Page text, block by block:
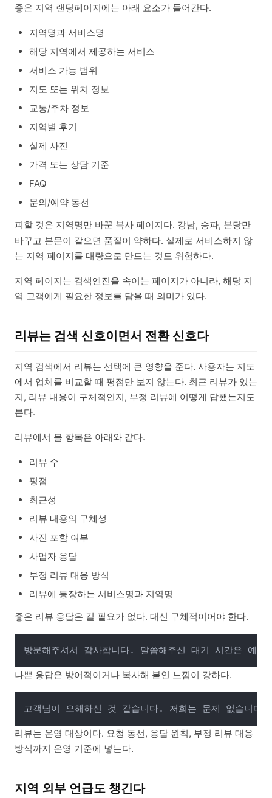
좋은 지역 랜딩페이지에는 아래 요소가 들어간다.
지역명과 서비스명
해당 지역에서 제공하는 서비스
서비스 가능 범위
지도 또는 위치 정보
교통/주차 정보
지역별 후기
실제 사진
가격 또는 상담 기준
FAQ
문의/예약 동선
피할 것은 지역명만 바꾼 복사 페이지다. 강남, 송파, 분당만
바꾸고 본문이 같으면 품질이 약하다. 실제로 서비스하지 않
는 지역 페이지를 대량으로 만드는 것도 위험하다.
지역 페이지는 검색엔진을 속이는 페이지가 아니라, 해당 지
역 고객에게 필요한 정보를 담을 때 의미가 있다.
리뷰는 검색 신호이면서 전환 신호다
지역 검색에서 리뷰는 선택에 큰 영향을 준다. 사용자는 지도
에서 업체를 비교할 때 평점만 보지 않는다. 최근 리뷰가 있는
지, 리뷰 내용이 구체적인지, 부정 리뷰에 어떻게 답했는지도
본다.
리뷰에서 볼 항목은 아래와 같다.
리뷰 수
평점
최근성
리뷰 내용의 구체성
사진 포함 여부
사업자 응답
부정 리뷰 대응 방식
리뷰에 등장하는 서비스명과 지역명
좋은 리뷰 응답은 길 필요가 없다. 대신 구체적이어야 한다.
나쁜 응답은 방어적이거나 복사해 붙인 느낌이 강하다.
리뷰는 운영 대상이다. 요청 동선, 응답 원칙, 부정 리뷰 대응
방식까지 운영 기준에 넣는다.
지역 외부 언급도 챙긴다